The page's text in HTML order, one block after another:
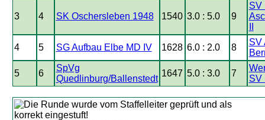
3 4 SK Oschersleben 1948 1540 3.0 : 5.0 9
SV
4 5 SG Aufbau Elbe MD IV 1628 6.0 : 2.0 8
SV
5 6
SpVg
Quedlinburg/Ballenstedt
1647 5.0 : 3.0 7
SV